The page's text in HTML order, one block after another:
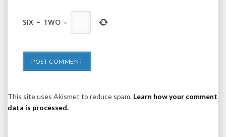
SIX − TWO =
This site uses Akismet to reduce spam. Learn how your comment
data is processed.